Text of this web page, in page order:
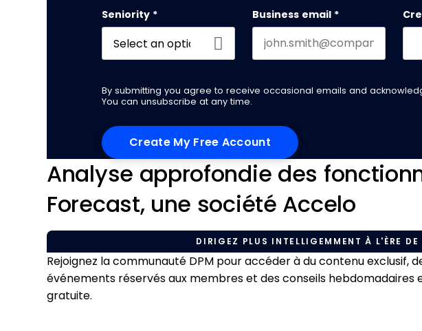
Seniority * Business email *
By submitting you agree to receive occasional emails and
You can unsubscribe at any time.
Analyse approfondie des
Forecast, une société Accelo
DIRIGEZ PLUS INTELLIGEMMENT À L'ÈRE
Rejoignez la communauté DPM pour accéder à du contenu exclusif,
événements réservés aux membres et des conseils hebdomadaires
gratuite.